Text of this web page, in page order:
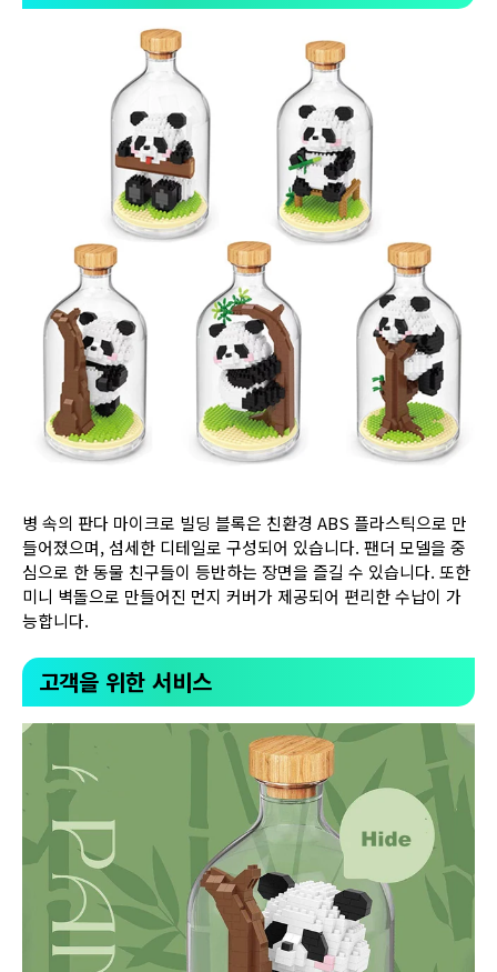
병 속의 판다 마이크로 빌딩 블록은 친환경 ABS 플라스틱으로 만
들어졌으며, 섬세한 디테일로 구성되어 있습니다. 팬더 모델을 중
심으로 한 동물 친구들이 등반하는 장면을 즐길 수 있습니다. 또한
미니 벽돌으로 만들어진 먼지 커버가 제공되어 편리한 수납이 가
능합니다.
고객을 위한 서비스